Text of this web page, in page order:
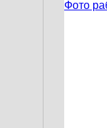
Фото